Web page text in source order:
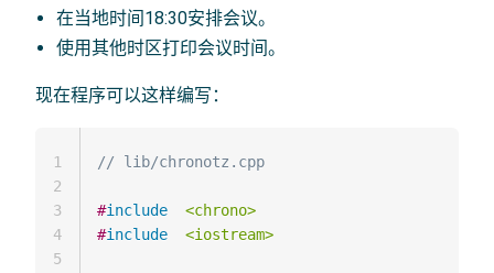
在当地时间18:30安排会议。
使用其他时区打印会议时间。
现在程序可以这样编写：
// lib/chronotz.cpp
#include
<chrono>
#include <iostream>
1
2
3
4
5